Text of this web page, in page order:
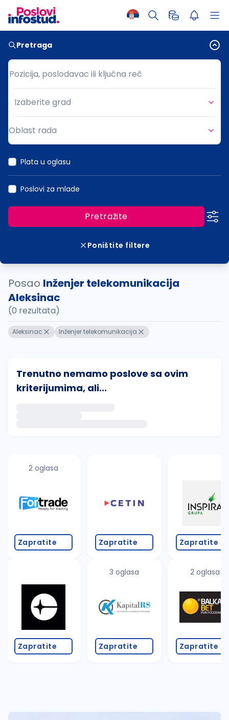
Pretraga
Pozicija, poslodavac ili ključna reč
Pozicija, poslodavac ili ključna reč
Grad
Izaberite grad
Oblast rada
Plata u oglasu
Poslovi za mlade
Pretražite
Poništite filtere
Posao Inženjer telekomunikacija
Aleksinac
(0 rezultata)
Aleksinac Inženjer telekomunikacija
Trenutno nemamo poslove sa ovim
kriterijumima, ali...
proverite pravopisne greške (koristite č, ć, š, đ,
promenite odabrane filtere pretrage
2 oglasa
Zapratite
Zapratite
Zapratite
3 oglasa
Zapratite
Zapratite
2 oglasa
Zapratite